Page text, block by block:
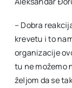
– Dobra
krevetu i to
organizacije
tu ne možemo
željom da se